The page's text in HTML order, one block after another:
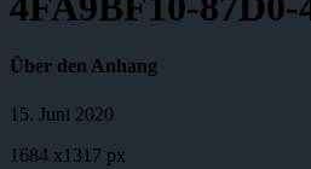
Über den Anhang
15. Juni 2020
1684 x1317 px